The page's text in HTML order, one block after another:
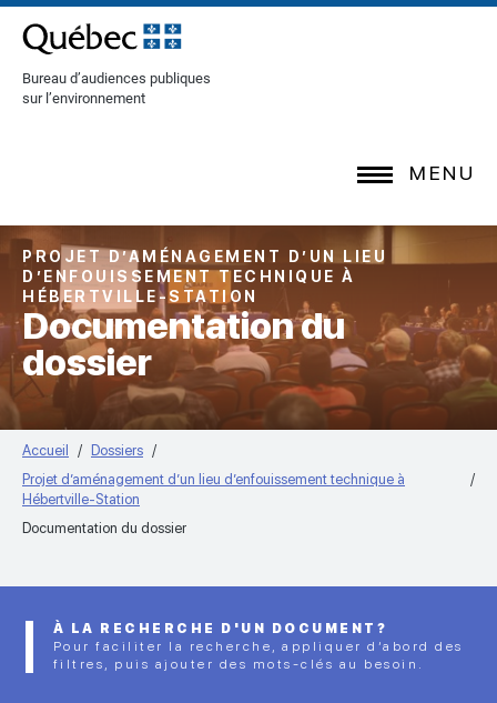
[Common.SkipToContent]
Bureau d’audiences publiques
sur l’environnement
MENU
PROJET D’AMÉNAGEMENT D’UN LIEU
D’ENFOUISSEMENT TECHNIQUE À
HÉBERTVILLE-STATION
Documentation du
dossier
Accueil
Dossiers
Projet d’aménagement d’un lieu d’enfouissement technique à
Hébertville-Station
Documentation du dossier
À LA RECHERCHE D'UN DOCUMENT?
Pour faciliter la recherche, appliquer d’abord des
filtres, puis ajouter des mots-clés au besoin.